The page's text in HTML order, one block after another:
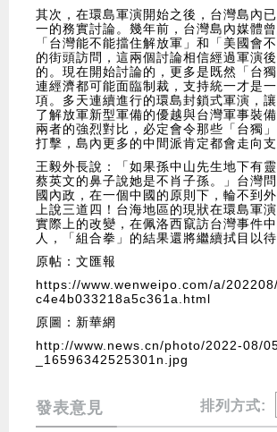
其次，在環島軍演開始之後，台灣島內
一的務實討論。幾年前，台灣島內媒體
「台灣能不能擋住解放軍」和「美國會
的街頭訪問，這兩個討論相信經過軍演
的。現在開始討論的，更多是既然「台獨
連經濟都可能面臨制裁，支持統一才是
項。多天連續進行的環島封鎖式軍演，
了解放軍新型軍備的優越與台灣軍事裝備
兩者的強烈對比，必定會令那些「台獨
打擊，島內更多的中間派肯定都會走向支
王毅外長說：「如果孫中山先生地下有
蔡英文的鼻子說她是不肖子孫。」台灣
國內政，在一個中國的原則下，輪不到
上說三道四！台海地區的現狀在環島軍
實際上的改變，在佩洛西竄訪台灣事件
人，「組合拳」的結果還將繼續拭目以待
原帖：文匯報
https://www.wenweipo.com/a/
c4e4b033218a5c361a.html
原圖：新華網
http://www.news.cn/photo/2022-08/
_16596342525301n.jpg
發表意見 排列方式: